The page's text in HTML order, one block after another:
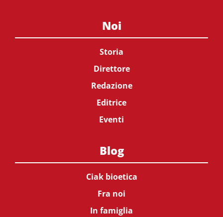
Noi
Storia
Direttore
Redazione
Editrice
Eventi
Blog
Ciak bioetica
Fra noi
In famiglia